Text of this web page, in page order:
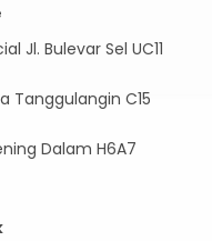
Jl. Bulevar Sel UC11
Tanggulangin C15
Dalam H6A7